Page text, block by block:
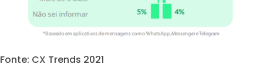
Fonte: CX Trends 2021